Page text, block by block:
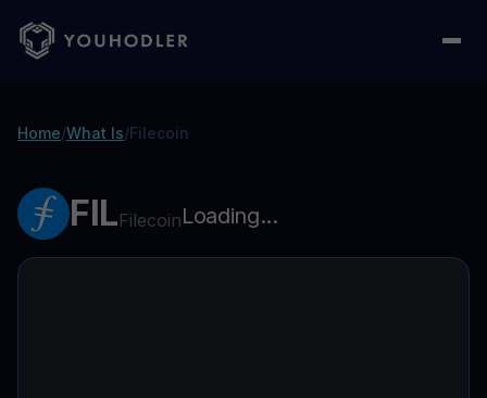
Home/What Is/Filecoin
FILFilecoinLoading...